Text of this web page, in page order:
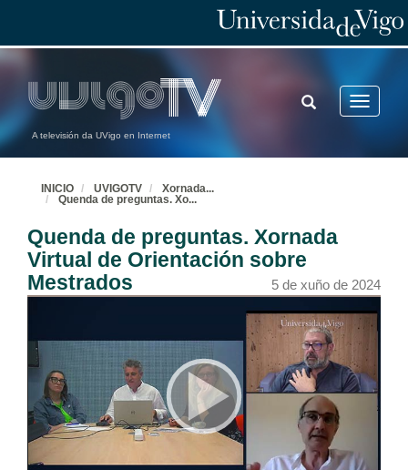
A televisión da UVigo en Internet
Toggle
TOGGLE
SEARCH
INICIO UVIGOTV Xornada...
Quenda de preguntas. Xo...
Quenda de preguntas. Xornada
Virtual de Orientación sobre
Mestrados
5 de xuño de 2024